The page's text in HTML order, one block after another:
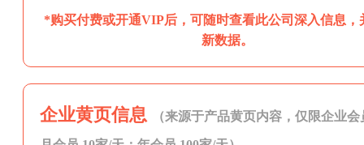
*购买付费或开通VIP后，可随时查看此公司深入信息，
新数据。
企业黄页信息 （来源于产品黄页内容，仅限企业